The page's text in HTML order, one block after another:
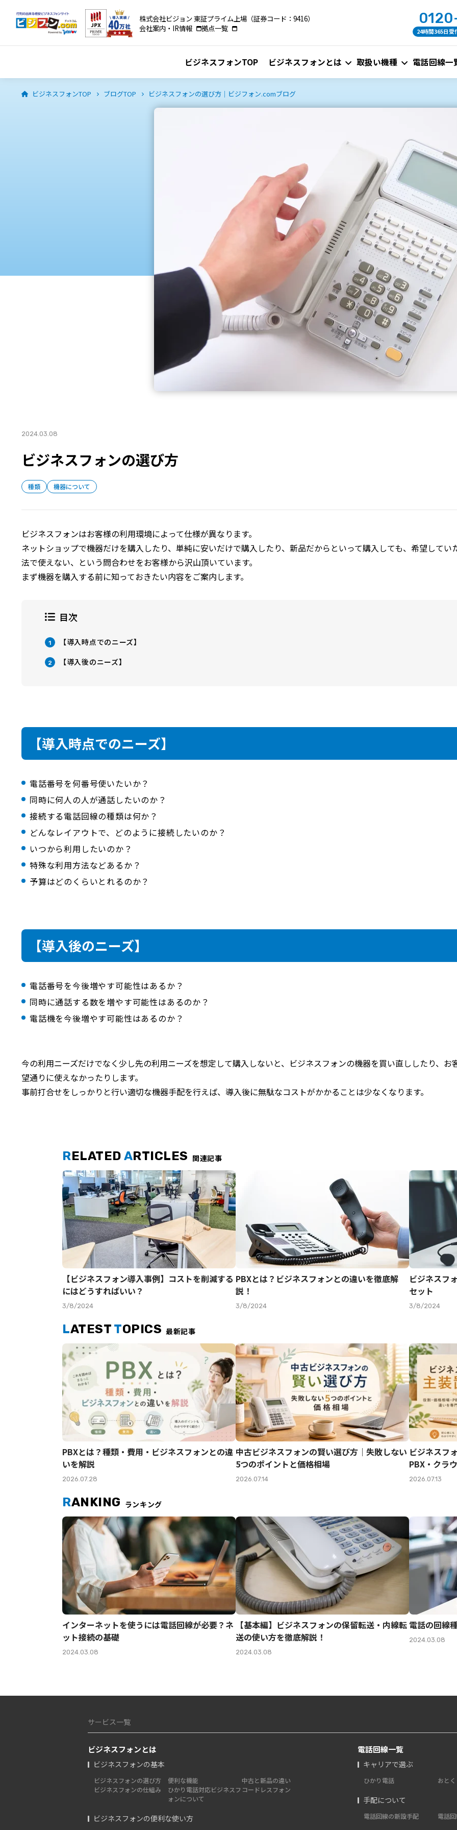
株式会社ビジョン 東証プライム上場（証券コード：9416）
会社案内・IR情報
拠点一覧 24時間365日受
ビジネスフォンTOP ビジネスフォンとは 取扱い機種 電話回線一
ビジネスフォンTOP ブログTOP ビジネスフォンの選び方｜ビジフォン.comブログ
2024.03.08
ビジネスフォンの選び方
種類 機器について
ビジネスフォンはお客様の利用環境によって仕様が異なります。
ネットショップで機器だけを購入したり、単純に安いだけで購入したり、新品だからといって購入しても、希望してい
法で使えない、という問合わせをお客様から沢山頂いています。
まず機器を購入する前に知っておきたい内容をご案内します。
目次
1 【導入時点でのニーズ】
2 【導入後のニーズ】
【導入時点でのニーズ】
電話番号を何番号使いたいか？
同時に何人の人が通話したいのか？
接続する電話回線の種類は何か？
どんなレイアウトで、どのように接続したいのか？
いつから利用したいのか？
特殊な利用方法などあるか？
予算はどのくらいとれるのか？
【導入後のニーズ】
電話番号を今後増やす可能性はあるか？
同時に通話する数を増やす可能性はあるのか？
電話機を今後増やす可能性はあるのか？
今の利用ニーズだけでなく少し先の利用ニーズを想定して購入しないと、ビジネスフォンの機器を買い直ししたり、お
望通りに使えなかったりします。
事前打合せをしっかりと行い適切な機器手配を行えば、導入後に無駄なコストがかかることは少なくなります。
RELATED ARTICLES 関連記事
【ビジネスフォン導入事例】コストを削減する
にはどうすればいい？
3/8/2024
PBXとは？ビジネスフォンとの違いを徹底解
説！
3/8/2024
ビジネスフ
セット
3/8/2024
LATEST TOPICS 最新記事
PBXとは？種類・費用・ビジネスフォンとの違
いを解説
2026.07.28
中古ビジネスフォンの賢い選び方｜失敗しない
5つのポイントと価格相場
2026.07.14
ビジネスフ
PBX・クラ
2026.07.13
RANKING ランキング
インターネットを使うには電話回線が必要？ネ
ット接続の基礎
2024.03.08
【基本編】ビジネスフォンの保留転送・内線転
送の使い方を徹底解説！
2024.03.08
電話の回線
2024.03.08
サービス一覧
ビジネスフォンとは
ビジネスフォンの基本
ビジネスフォンの選び方 便利な機能
中古と新品の違い
ビジネスフォンの仕組み
ひかり電話対応ビジネスフ
ォンについて
コードレスフォン
ビジネスフォンの便利な使い方
電話回線一覧
キャリアで選ぶ
ひかり電話 おと
手配について
電話回線の新設手配 電話